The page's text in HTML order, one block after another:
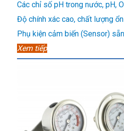
Các chỉ số pH trong nước, pH,
Độ chính xác cao, chất lượng
Phụ kiện cảm biến (Sensor)
Xem tiếp